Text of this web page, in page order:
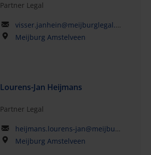
Partner Legal
visser.janhein@meijburglegal.com
Meijburg Amstelveen
Lourens-Jan Heijmans
Partner Legal
heijmans.lourens-jan@meijburglegal.com
Meijburg Amstelveen